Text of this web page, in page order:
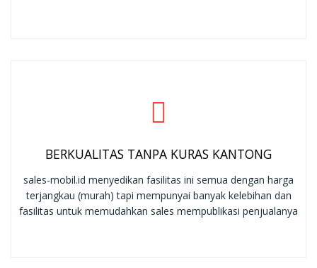
BERKUALITAS TANPA KURAS KANTONG
sales-mobil.id menyedikan fasilitas ini semua dengan harga
terjangkau (murah) tapi mempunyai banyak kelebihan dan
fasilitas untuk memudahkan sales mempublikasi penjualanya